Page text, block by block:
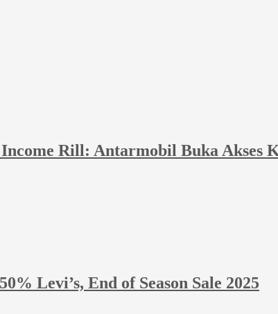
Income Rill: Antarmobil Buka
Levi’s, End of Season Sale 2025